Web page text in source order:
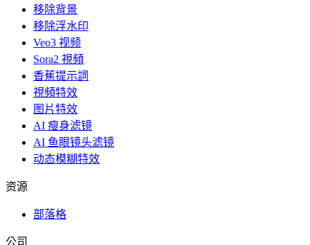
移除背景
移除浮水印
Veo3 视频
Sora2 視頻
香蕉提示詞
視頻特效
图片特效
AI 瘦身滤镜
AI 鱼眼镜头滤镜
动态模糊特效
资源
部落格
公司